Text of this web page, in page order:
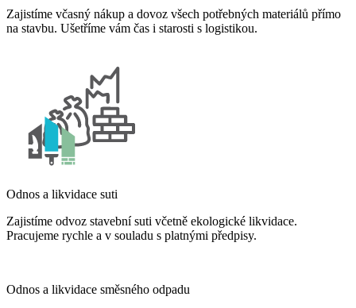
Zajistíme včasný nákup a dovoz všech potřebných materiálů přímo
na stavbu. Ušetříme vám čas i starosti s logistikou.
Odnos a likvidace suti
Zajistíme odvoz stavební suti včetně ekologické likvidace.
Pracujeme rychle a v souladu s platnými předpisy.
Odnos a likvidace směsného odpadu